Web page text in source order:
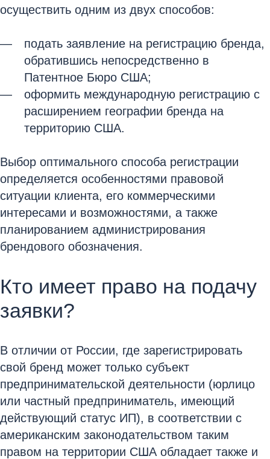
осуществить одним из двух способов:
подать заявление на регистрацию бренда,
обратившись непосредственно в
Патентное Бюро США;
оформить международную регистрацию с
расширением географии бренда на
территорию США.
Выбор оптимального способа регистрации
определяется особенностями правовой
ситуации клиента, его коммерческими
интересами и возможностями, а также
планированием администрирования
брендового обозначения.
Кто имеет право на подачу
заявки?
В отличии от России, где зарегистрировать
свой бренд может только субъект
предпринимательской деятельности (юрлицо
или частный предприниматель, имеющий
действующий статус ИП), в соответствии с
американским законодательством таким
правом на территории США обладает также и